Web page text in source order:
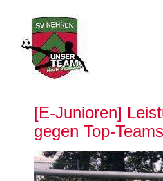
springen
[E-Junioren]
gegen Top-Teams
Zeige